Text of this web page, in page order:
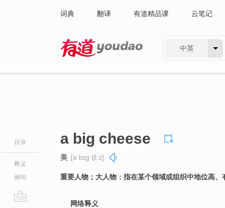
词典 翻译 有道精品课 云笔记
中英
目录
释义
例句
a big cheese
美 [ə bɪɡ tʃiːz]
重要人物；大人物：指在某个领域或组织中地位高、
网络释义